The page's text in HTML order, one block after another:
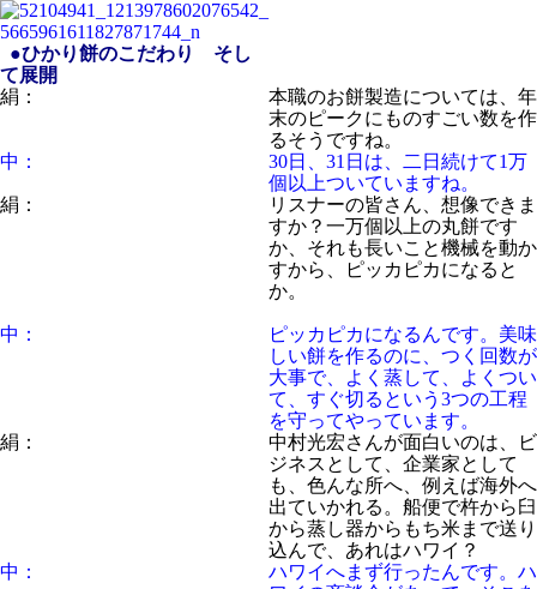
●ひかり餅のこだわり そし
て展開
絹：
本職のお餅製造については、年
末のピークにものすごい数を作
るそうですね。
中：
30日、31日は、二日続けて1万
個以上ついていますね。
絹：
リスナーの皆さん、想像できま
すか？一万個以上の丸餅です
か、それも長いこと機械を動か
すから、ピッカピカになると
か。
中：
ピッカピカになるんです。美味
しい餅を作るのに、つく回数が
大事で、よく蒸して、よくつい
て、すぐ切るという3つの工程
を守ってやっています。
絹：
中村光宏さんが面白いのは、ビ
ジネスとして、企業家として
も、色んな所へ、例えば海外へ
出ていかれる。船便で杵から臼
から蒸し器からもち米まで送り
込んで、あれはハワイ？
中：
ハワイへまず行ったんです。ハ